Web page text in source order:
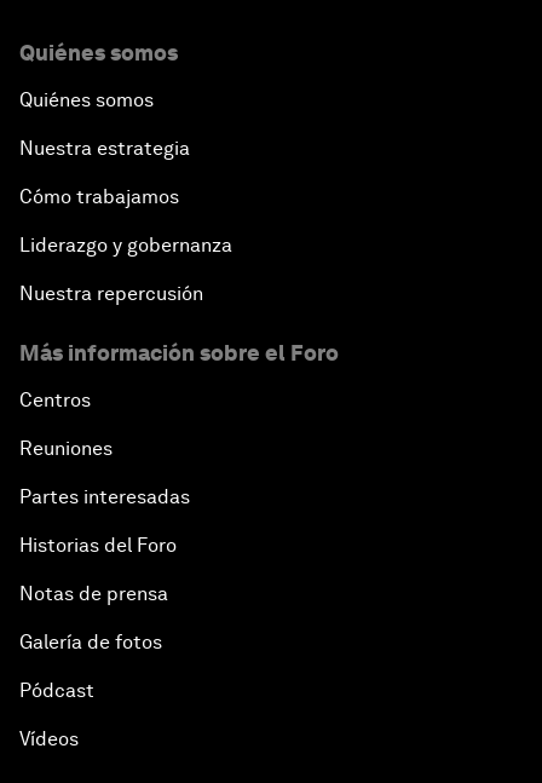
Quiénes somos
Quiénes somos
Nuestra estrategia
Cómo trabajamos
Liderazgo y gobernanza
Nuestra repercusión
Más información sobre el Foro
Centros
Reuniones
Partes interesadas
Historias del Foro
Notas de prensa
Galería de fotos
Pódcast
Vídeos